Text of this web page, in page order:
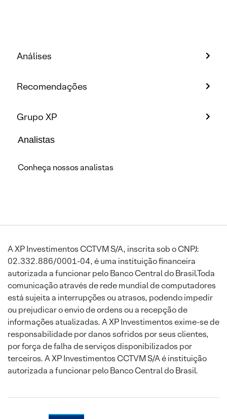
Análises
Recomendações
Grupo XP
Analistas
Conheça nossos analistas
A XP Investimentos CCTVM S/A, inscrita sob o CNPJ:
02.332.886/0001-04, é uma instituição financeira
autorizada a funcionar pelo Banco Central do Brasil.Toda
comunicação através de rede mundial de computadores
está sujeita a interrupções ou atrasos, podendo impedir
ou prejudicar o envio de ordens ou a recepção de
informações atualizadas. A XP Investimentos exime-se de
responsabilidade por danos sofridos por seus clientes,
por força de falha de serviços disponibilizados por
terceiros. A XP Investimentos CCTVM S/A é instituição
autorizada a funcionar pelo Banco Central do Brasil.